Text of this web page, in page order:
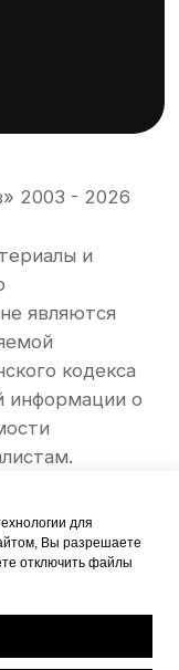
для
Вы разрешаете
отключить файлы